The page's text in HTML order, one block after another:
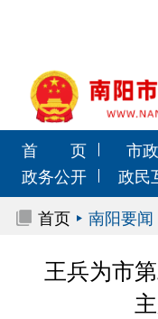
首 页 市
政务公开
政民
首页
南阳要闻
王兵为市